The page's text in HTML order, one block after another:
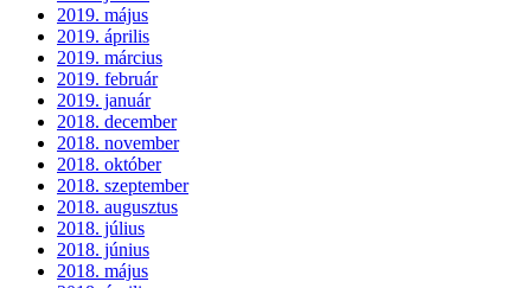
2019. május
2019. április
2019. március
2019. február
2019. január
2018. december
2018. november
2018. október
2018. szeptember
2018. augusztus
2018. július
2018. június
2018. május